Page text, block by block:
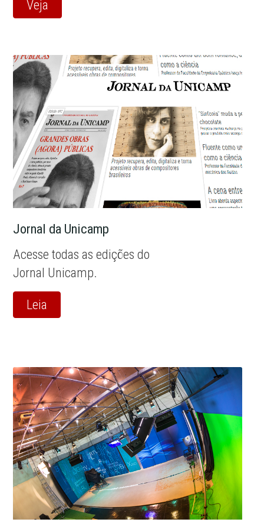
Veja
Jornal da Unicamp
Acesse todas as edições do
Jornal Unicamp.
Leia